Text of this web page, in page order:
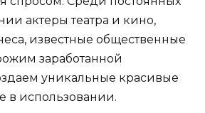
актеры театра и кино,
известные общественные
заработанной
уникальные красивые
в использовании.